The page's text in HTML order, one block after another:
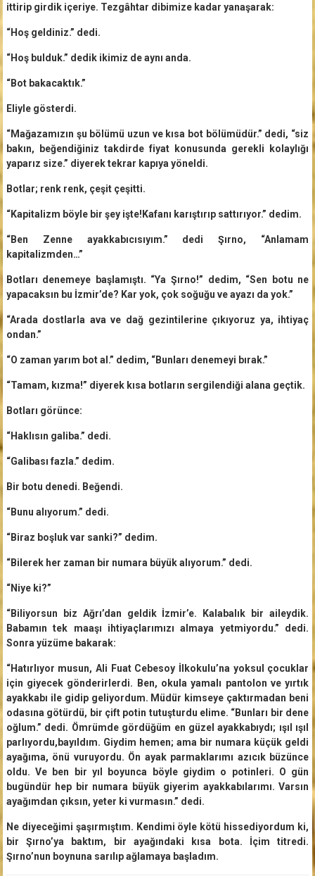
ittirip girdik içeriye. Tezgâhtar dibimize kadar yanaşarak:
“Hoş geldiniz.” dedi.
“Hoş bulduk.” dedik ikimiz de aynı anda.
“Bot bakacaktık.”
Eliyle gösterdi.
“Mağazamızın şu bölümü uzun ve kısa bot bölümüdür.” dedi, “siz
bakın, beğendiğiniz takdirde fiyat konusunda gerekli kolaylığı
yaparız size.” diyerek tekrar kapıya yöneldi.
Botlar; renk renk, çeşit çeşitti.
“Kapitalizm böyle bir şey işte!Kafanı karıştırıp sattırıyor.” dedim.
“Ben Zenne ayakkabıcısıyım.” dedi Şırno, “Anlamam
kapitalizmden…”
Botları denemeye başlamıştı. “Ya Şırno!” dedim, “Sen botu ne
yapacaksın bu İzmir’de? Kar yok, çok soğuğu ve ayazı da yok.”
“Arada dostlarla ava ve dağ gezintilerine çıkıyoruz ya, ihtiyaç
ondan.”
“O zaman yarım bot al.” dedim, “Bunları denemeyi bırak.”
“Tamam, kızma!” diyerek kısa botların sergilendiği alana geçtik.
Botları görünce:
“Haklısın galiba.” dedi.
“Galibası fazla.” dedim.
Bir botu denedi. Beğendi.
“Bunu alıyorum.” dedi.
“Biraz boşluk var sanki?” dedim.
“Bilerek her zaman bir numara büyük alıyorum.” dedi.
“Niye ki?”
“Biliyorsun biz Ağrı’dan geldik İzmir’e. Kalabalık bir aileydik.
Babamın tek maaşı ihtiyaçlarımızı almaya yetmiyordu.” dedi.
Sonra yüzüme bakarak:
“Hatırlıyor musun, Ali Fuat Cebesoy İlkokulu’na yoksul çocuklar
için giyecek gönderirlerdi. Ben, okula yamalı pantolon ve yırtık
ayakkabı ile gidip geliyordum. Müdür kimseye çaktırmadan beni
odasına götürdü, bir çift potin tutuşturdu elime. “Bunları bir dene
oğlum.” dedi. Ömrümde gördüğüm en güzel ayakkabıydı; ışıl ışıl
parlıyordu,bayıldım. Giydim hemen; ama bir numara küçük geldi
ayağıma, önü vuruyordu. Ön ayak parmaklarımı azıcık büzünce
oldu. Ve ben bir yıl boyunca böyle giydim o potinleri. O gün
bugündür hep bir numara büyük giyerim ayakkabılarımı. Varsın
ayağımdan çıksın, yeter ki vurmasın.” dedi.
Ne diyeceğimi şaşırmıştım. Kendimi öyle kötü hissediyordum ki,
bir Şırno’ya baktım, bir ayağındaki kısa bota. İçim titredi.
Şırno’nun boynuna sarılıp ağlamaya başladım.